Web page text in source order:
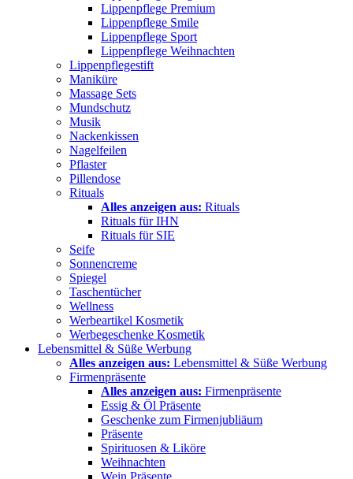
Lippenpflege Premium
Lippenpflege Smile
Lippenpflege Sport
Lippenpflege Weihnachten
Lippenpflegestift
Maniküre
Massage Sets
Mundschutz
Musik
Nackenkissen
Nagelfeilen
Pflaster
Pillendose
Rituals
Alles anzeigen aus: Rituals
Rituals für IHN
Rituals für SIE
Seife
Sonnencreme
Spiegel
Taschentücher
Wellness
Werbeartikel Kosmetik
Werbegeschenke Kosmetik
Lebensmittel & Süße Werbung
Alles anzeigen aus: Lebensmittel & Süße Werbung
Firmenpräsente
Alles anzeigen aus: Firmenpräsente
Essig & Öl Präsente
Geschenke zum Firmenjubliäum
Präsente
Spirituosen & Liköre
Weihnachten
Wein Präsente